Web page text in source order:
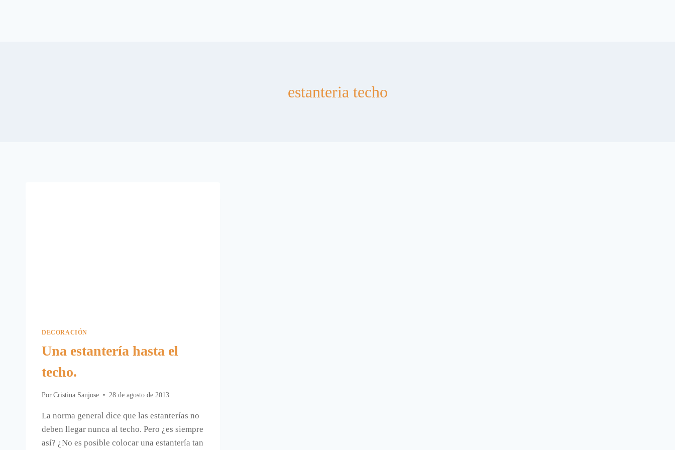
estanteria techo
DECORACIÓN
Una estantería hasta el
techo.
Por Cristina Sanjose 28 de agosto de 2013
La norma general dice que las estanterías no
deben llegar nunca al techo. Pero ¿es siempre
así? ¿No es posible colocar una estantería tan